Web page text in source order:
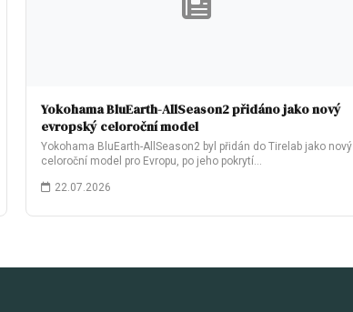
Yokohama BluEarth-AllSeason2 přidáno jako nový
evropský celoroční model
Yokohama BluEarth-AllSeason2 byl přidán do Tirelab jako nový
celoroční model pro Evropu, po jeho pokrytí…
22.07.2026